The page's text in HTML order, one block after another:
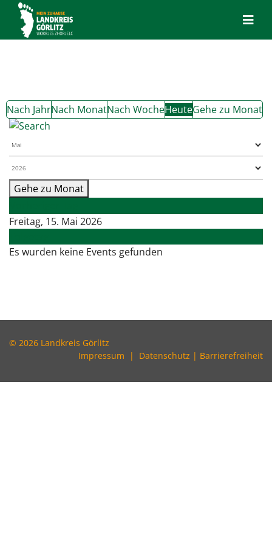
Nach JahrNach MonatNach WocheHeuteGehe zu Monat
Gehe zu Monat
Freitag, 15. Mai 2026
Es wurden keine Events gefunden
© 2026 Landkreis Görlitz
Impressum | Datenschutz | Barrierefreiheit